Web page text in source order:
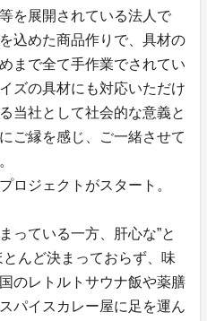
を展開されている法人で
込めた商品作りで、具材の
まで全て手作業でされてい
ズの具材にも対応いただけ
当社として社会的な意義と
ご縁を感じ、ご一緒させて
ロジェクトがスタート。
っている一方、肝心な”と
んど決まっておらず、味
のレトルトサウナ飯や薬膳
パイスカレー屋に足を運ん